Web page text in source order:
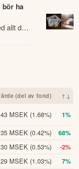
och vid en
aktierna. Vi
och lägger
först skall jag och
AI och kan
bör ha
allt du
(del av fond) ↑↓
MSEK (1.68%) 1%
35 MSEK (0.42%) 68%
30 MSEK (0.53%) -2%
29 MSEK (1.03%) 7%